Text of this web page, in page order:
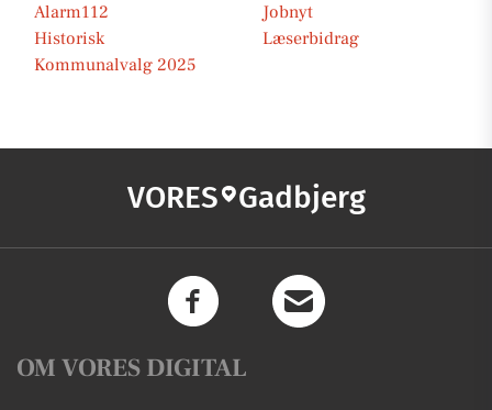
Alarm112
Jobnyt
Historisk
Læserbidrag
Kommunalvalg 2025
VORES Gadbjerg
OM VORES DIGITAL